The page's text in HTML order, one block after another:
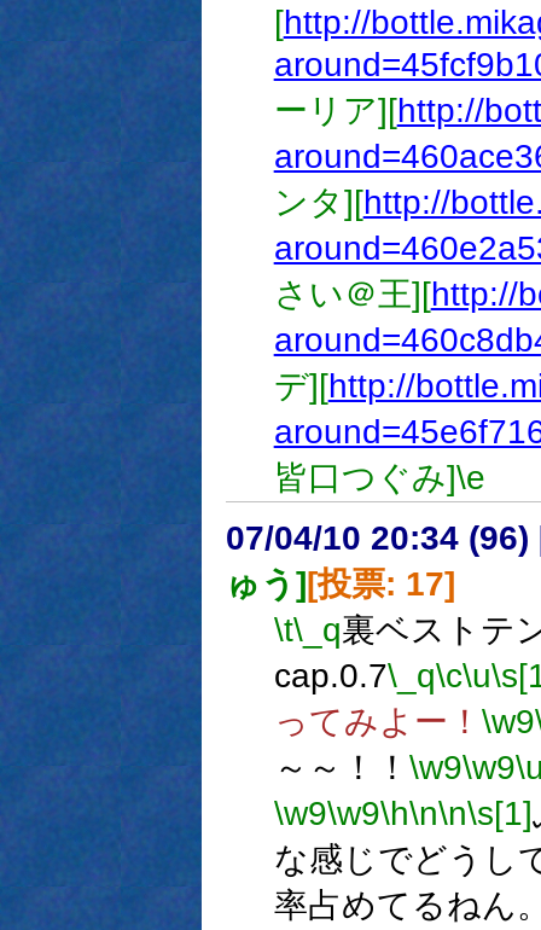
[http://
ーリア][http://
ンタ][http://
さい＠王][http://
デ][http://
皆口つぐみ]\e
07/04/10 20:34 (96)
ゅう][投票: 17]
\t\_q裏ベストテ
cap.0.7\_q\c\u
ってみよー！ \w9
～～！！ \w9\w9
\w9\w9\h\n\n\s[1]
な感じでどうし
率占めてるねん